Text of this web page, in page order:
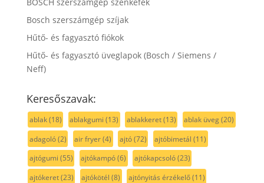
Bosch szerszámgép szíjak
Hűtő- és fagyasztó fiókok
Hűtő- és fagyasztó üveglapok (Bosch / Siemens /
Neff)
Keresőszavak:
ablak(18) ablakgumi (13) ablakkeret(13) ablak üveg(20)
adagoló(2) air fryer(4) ajtó(72) ajtóbimetál (11)
ajtógumi (55) ajtókampó(6) ajtókapcsoló(23)
ajtókeret(23) ajtókötél (8) ajtónyitás érzékelő(11)